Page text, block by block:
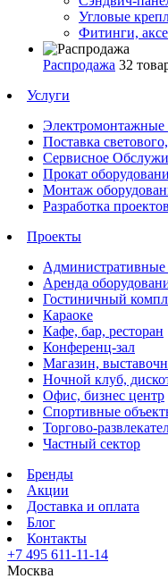
Угловые
Фитинги,
Распродажа 32
Услуги
Электромонтажные
Поставка
Сервисное
Прокат
Монтаж
Разработка проектов
Проекты
Административные
Аренда
Гостиничный
Караоке
Кафе, бар, ресторан
Конференц-зал
Магазин,
Ночной клуб,
Офис, бизнес центр
Спортивные
Торгово-
Частный сектор
Бренды
Акции
Доставка и оплата
Блог
Контакты
+7 495 611-11-14
Москва